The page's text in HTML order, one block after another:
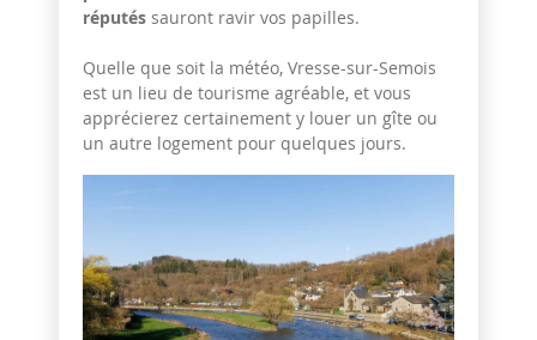
réputés sauront ravir vos papilles.
Quelle que soit la météo, Vresse-sur-Semois
est un lieu de tourisme agréable, et vous
apprécierez certainement y louer un gîte ou
un autre logement pour quelques jours.